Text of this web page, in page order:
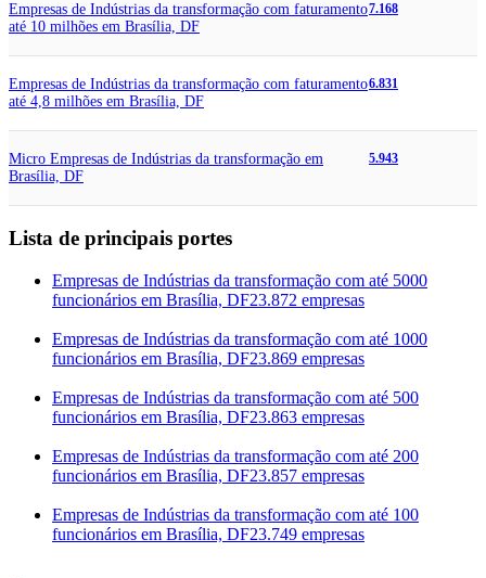
Empresas de Indústrias da transformação com faturamento
até 10 milhões em Brasília, DF
7.168
Empresas de Indústrias da transformação com faturamento
até 4,8 milhões em Brasília, DF
6.831
Micro Empresas de Indústrias da transformação em
Brasília, DF
5.943
Lista de principais portes
Empresas de Indústrias da transformação com até 5000
funcionários em Brasília, DF23.872 empresas
Empresas de Indústrias da transformação com até 1000
funcionários em Brasília, DF23.869 empresas
Empresas de Indústrias da transformação com até 500
funcionários em Brasília, DF23.863 empresas
Empresas de Indústrias da transformação com até 200
funcionários em Brasília, DF23.857 empresas
Empresas de Indústrias da transformação com até 100
funcionários em Brasília, DF23.749 empresas